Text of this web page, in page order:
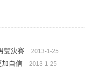
雙決賽
2013-1-25
加自信 2013-1-25